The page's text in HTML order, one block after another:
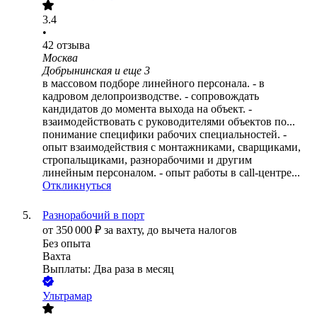
3.4
•
42 отзыва
Москва
Добрынинская и еще 3
в массовом подборе линейного персонала. - в
кадровом делопроизводстве. - сопровождать
кандидатов до момента выхода на объект. -
взаимодействовать с руководителями объектов по...
понимание специфики рабочих специальностей. -
опыт взаимодействия с монтажниками, сварщиками,
стропальщиками, разнорабочими и другим
линейным персоналом. - опыт работы в call-центре...
Откликнуться
Разнорабочий в порт
от 350 000 ₽ за вахту, до вычета налогов
Без опыта
Вахта
Выплаты: Два раза в месяц
Ультрамар